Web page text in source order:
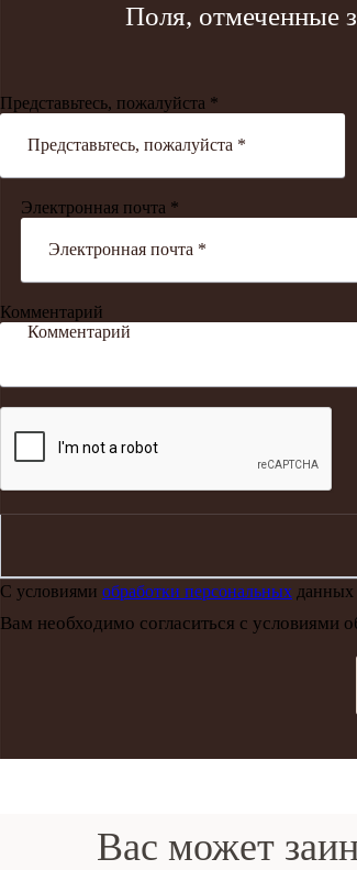
Поля, отмеченные
Представьтесь, пожалуйста *
Электронная почта *
Комментарий
С условиями обработки персональных данных
Вам необходимо согласиться с условиями
Вас может